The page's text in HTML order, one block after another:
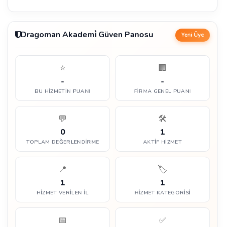
Dragoman Akademi̇ Güven Panosu Yeni Üye
⭐
-
BU HIZMETIN PUANI
🏢
-
FIRMA GENEL PUANI
💬
0
TOPLAM DEĞERLENDIRME
🛠️
1
AKTIF HIZMET
📍
1
HIZMET VERILEN İL
🏷️
1
HIZMET KATEGORISI
📅 ✅